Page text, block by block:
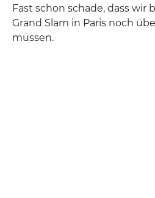
Fast schon schade, dass wir
Grand Slam in Paris noch
müssen.